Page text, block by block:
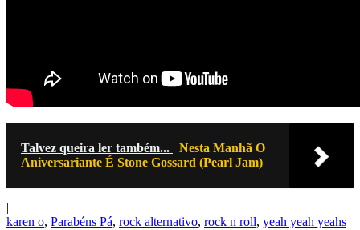
Talvez queira ler também...
Nesta Manhã O
Aniversariante É Stone Gossard (Pearl Jam)
|
karen o, Parabéns Pá, rock alternativo, rock n roll, yeah yeah yeahs